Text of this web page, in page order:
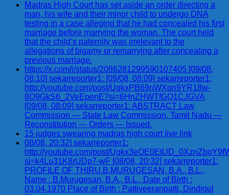
Madras High Court has set aside an order directing a
man, his wife and their minor child to undergo DNA
testing in a case alleging that he had concealed his first
marriage before marrying the woman. The court held
that the child’s paternity was irrelevant to the
allegations of bigamy or remarrying after concealing a
previous marriage.
https://x.com/i/status/2086281299590107405 [09/08,
08:10] sekarreporter1: [09/08, 08:09] sekarreporter1:
http://youtube.com/post/UgkxPB69nWXqn9YR18w-
8O9GkS6_2VeEpenE?si=6HnZHWTfGQ1CJGVA
[09/08, 08:09] sekarreporter1: ABSTRACT Law
Commission — State Law Commission, Tamil Nadu —
Reconstitution — Orders — Issued.
15 judges swearing madras high court live link
08/08, 20:32] sekarreporter1:
http://youtube.com/post/
si=k4Lu31K8rUDp7-wF [08/08, 20:32] sekarreporter1:
PROFILE OF THIRU.B.MURUGESAN, B.A., B.L.,
Name : B.Murugesan, B.A., B.L., Date of Birth :
03.04.1970 Place of Birth : Pattiveeranpatti, Dindigul